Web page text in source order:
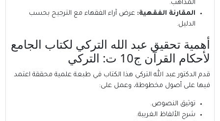
المذاهب.
المقارنة الفقهية: عرض آراء الفقهاء مع الترجيح بحسب
الدليل.
أهمية تحقيق عبد الله التركي لكتاب الجامع
لأحكام القرآن ج10 ت: التركي
قدم الدكتور عبد الله التركي هذا الكتاب في طبعة علمية محققة اعتمد
فيها على أصول مخطوطة، وعمل على:
توثيق النصوص.
شرح الألفاظ الغريبة.